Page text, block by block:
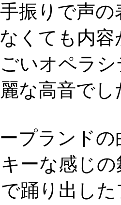
振りで声
くても内
いオペラ
な高音でし
プランド
ーな感じ
踊り出し